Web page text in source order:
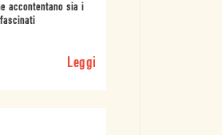
accontentano sia i
Leggi